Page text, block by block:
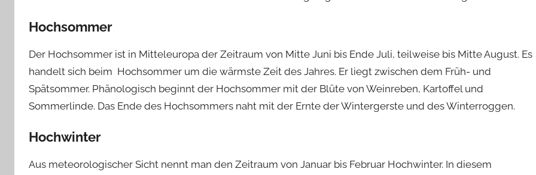
Hochsommer
Der Hochsommer ist in Mitteleuropa der Zeitraum von Mitte Juni bis Ende Juli, teilweise bis Mitte August. Es
handelt sich beim Hochsommer um die wärmste Zeit des Jahres. Er liegt zwischen dem Früh- und
Spätsommer. Phänologisch beginnt der Hochsommer mit der Blüte von Weinreben, Kartoffel und
Sommerlinde. Das Ende des Hochsommers naht mit der Ernte der Wintergerste und des Winterroggen.
Hochwinter
Aus meteorologischer Sicht nennt man den Zeitraum von Januar bis Februar Hochwinter. In diesem